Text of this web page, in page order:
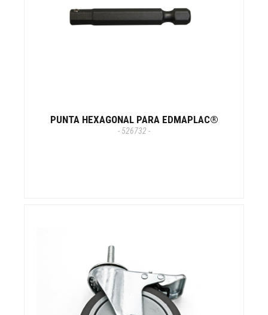
PUNTA HEXAGONAL PARA EDMAPLAC®
- 526732 -